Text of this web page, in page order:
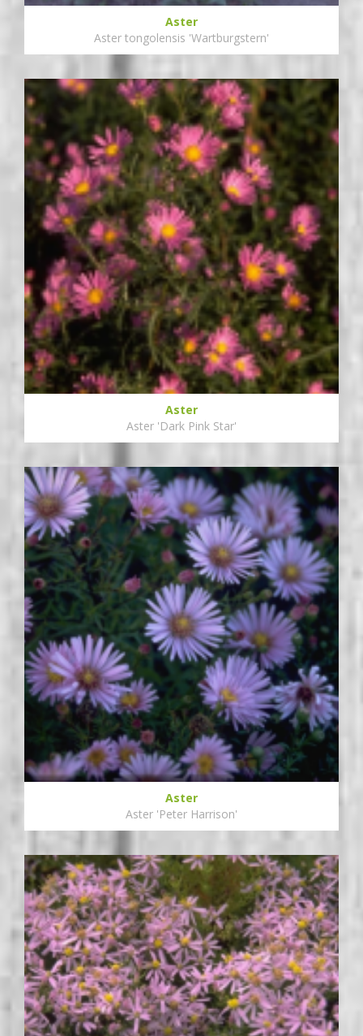
Aster
Aster tongolensis 'Wartburgstern'
Aster
Aster 'Dark Pink Star'
Aster
Aster 'Peter Harrison'